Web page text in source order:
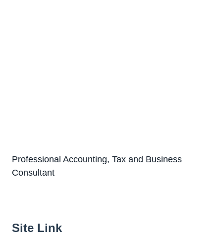
Professional Accounting, Tax and Business
Consultant
Site Link